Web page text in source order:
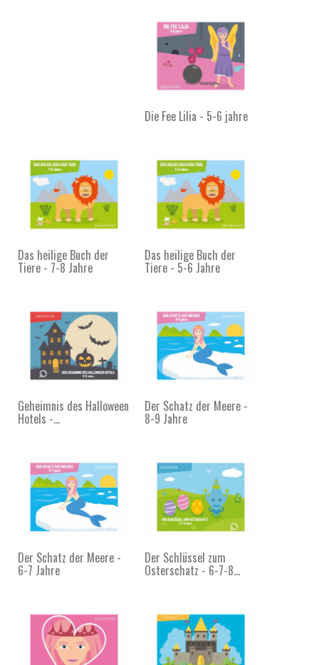
Die Fee Lilia - 5-6 jahre
Das heilige Buch der
Tiere - 7-8 Jahre
Das heilige Buch der
Tiere - 5-6 Jahre
Geheimnis des Halloween
Hotels -...
Der Schatz der Meere -
8-9 Jahre
Der Schatz der Meere -
6-7 Jahre
Der Schlüssel zum
Osterschatz - 6-7-8...